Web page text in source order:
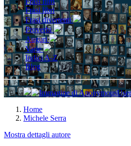
Frasi libri
Frasi divertenti
Proverbi
Auguri
Varie
Indici A-Z
Blog
Home
Michele Serra
Mostra dettagli autore